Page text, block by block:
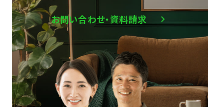
お問い合わせ・資料請求